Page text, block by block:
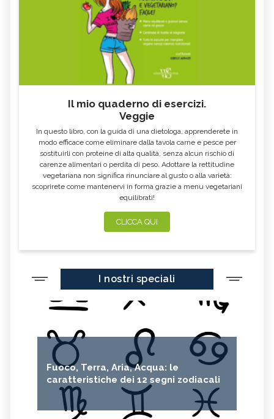
Il mio quaderno di esercizi.
Veggie
In questo libro, con la guida di una dietologa, apprenderete in
modo efficace come eliminare dalla tavola carne e pesce per
sostituirli con proteine di alta qualità, senza alcun rischio di
carenze alimentari o perdita di peso. Adottare la rettitudine
vegetariana non significa rinunciare al gusto o alla varietà:
scoprirete come mantenervi in forma grazie a menu vegetariani
equilibrati!
CLICCA QUI
I nostri speciali
Fuoco, Terra, Aria, Acqua: le
caratteristiche dei 12 segni zodiacali